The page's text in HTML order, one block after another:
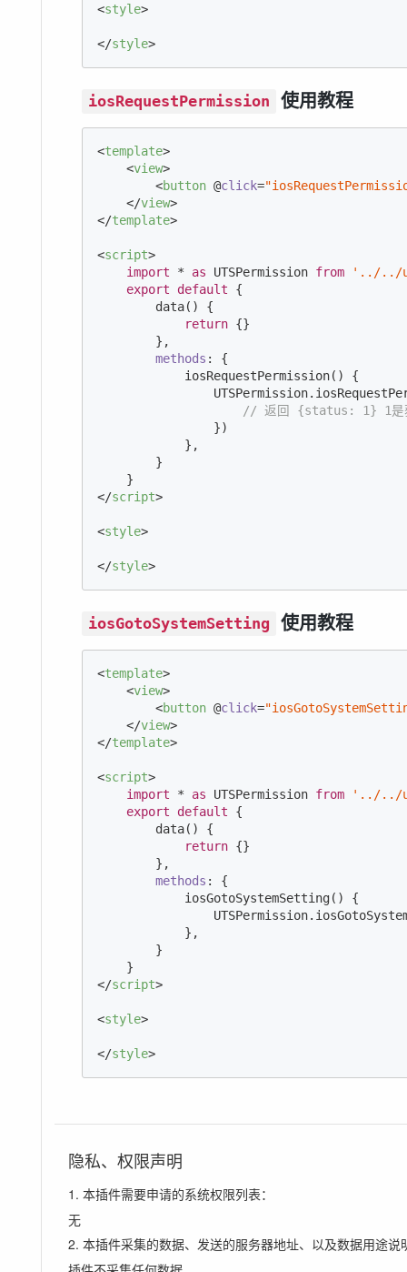
<style>
</style>
iosRequestPermission 使用教程
<template>
<view>
<button @click=
</view>
</template>
<script>
import * as UTSPermission from
'../../
export
default {
        data() {
return {}
        },
methods : {
            iosRequestPermission() {
// 返回 {status: 1} 1是获
                })
            },
        }
</script>
<style>
</style>
iosGotoSystemSetting 使用教程
<template>
<view>
<button @click=
</view>
</template>
<script>
import * as UTSPermission from
'../../
export
default {
        data() {
return {}
        },
methods : {
            iosGotoSystemSetting() {
            },
        }
</script>
<style>
</style>
隐私、权限声明
1. 本插件需要申请的系统权限列表：
无
2. 本插件采集的数据、发送的服务器地址、以及数据用途说